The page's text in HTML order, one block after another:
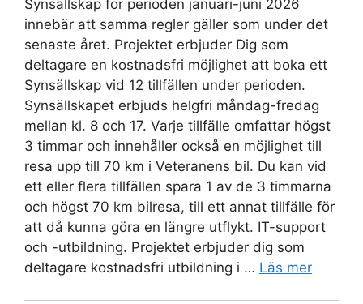
Synsällskap för perioden januari-juni 2026
innebär att samma regler gäller som under det
senaste året. Projektet erbjuder Dig som
deltagare en kostnadsfri möjlighet att boka ett
Synsällskap vid 12 tillfällen under perioden.
Synsällskapet erbjuds helgfri måndag-fredag
mellan kl. 8 och 17. Varje tillfälle omfattar högst
3 timmar och innehåller också en möjlighet till
resa upp till 70 km i Veteranens bil. Du kan vid
ett eller flera tillfällen spara 1 av de 3 timmarna
och högst 70 km bilresa, till ett annat tillfälle för
att då kunna göra en längre utflykt. IT-support
och -utbildning. Projektet erbjuder dig som
deltagare kostnadsfri utbildning i … Läs mer